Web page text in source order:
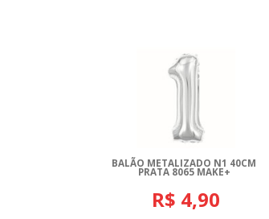
BALÃO METALIZADO N1 40CM
PRATA 8065 MAKE+
R$ 4,90